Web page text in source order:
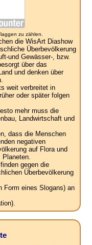
zu zählen.
die WisArt Diashow
Überbevölkerung
und Gewässer-, bzw.
über das
und denken über
weit verbreitet in
oder später folgen
mehr muss die
Landwirtschaft und
dass die Menschen
negativen
auf Flora und
Planeten.
gegen die
Überbevölkerung
Form eines Slogans) an